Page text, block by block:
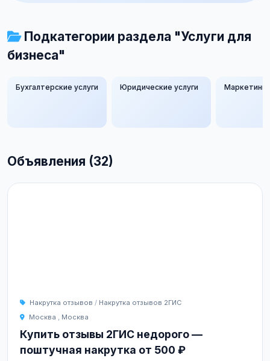
Подкатегории раздела "Услуги для
бизнеса"
Бухгалтерские услуги Юридические услуги Маркетинг
Объявления (32)
Накрутка отзывов / Накрутка отзывов 2ГИС
Москва , Москва
Купить отзывы 2ГИС недорого —
поштучная накрутка от 500 ₽